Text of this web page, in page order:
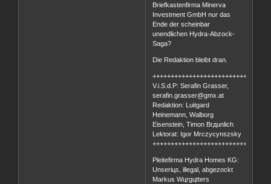
Briefkastenfirma Minerva
Investment GmbH nur das
Ende der scheinbar
unendlichen Hydra-Abzock-
Saga?
Die Redaktion bleibt dran.
V.i.S.d.P: Serafin Grasser,
serafin.grasser@gmx.at
Redaktion: Luitgard
Heinemann, Walborg
Eisenstein, Timon Brдunlich
Lektorat: Igor Mrczycynszsky
Pleitefirma Hydra Homes KG:
Unseriцs, illegal, abgezockt
Markus Wцrgцtters